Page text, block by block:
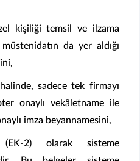
kişiliği temsil ve ilzama
da yer aldığı
sadece tek firmayı
onaylı vekâletname ile
imza beyannamesini,
(EK-2) olarak sisteme